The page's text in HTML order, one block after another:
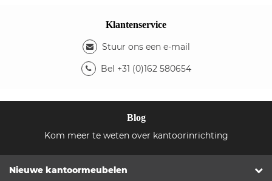
Klantenservice
Stuur ons een e-mail
Bel +31 (0)162 580654
Blog
Kom meer te weten over kantoorinrichting
Nieuwe kantoormeubelen